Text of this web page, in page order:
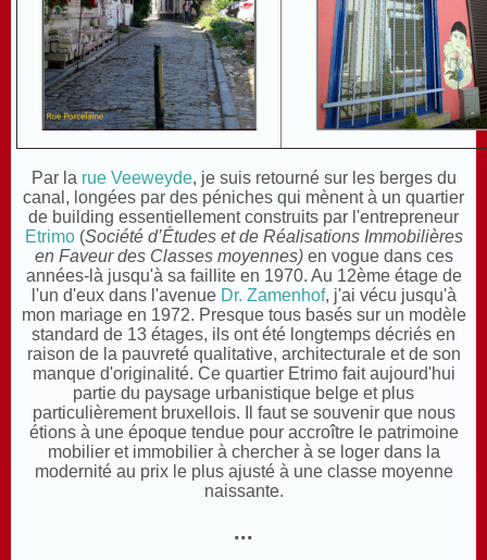
Par la rue Veeweyde, je suis retourné sur les berges du
canal, longées par des péniches qui mènent à un quartier
de building essentiellement construits par l'entrepreneur
Etrimo (Société d’Études et de Réalisations Immobilières
en Faveur des Classes moyennes)en vogue dans ces
années-là jusqu'à sa faillite en 1970. Au 12ème étage de
l'un d'eux dans l'avenue Dr. Zamenhof, j'ai vécu jusqu'à
mon mariage en 1972. Presque tous basés sur un modèle
standard de 13 étages, ils ont été longtemps décriés en
raison de la pauvreté qualitative, architecturale et de son
manque d'originalité. Ce quartier Etrimo fait aujourd'hui
partie du paysage urbanistique belge et plus
particulièrement bruxellois. Il faut se souvenir que nous
étions à une époque tendue pour accroître le patrimoine
mobilier et immobilier à chercher à se loger dans la
modernité au prix le plus ajusté à une classe moyenne
naissante.
...